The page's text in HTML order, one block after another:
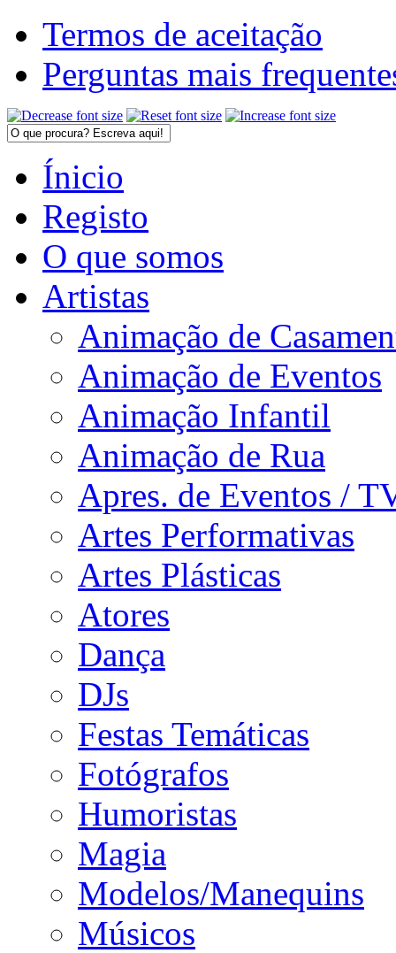
Termos de aceitação
Perguntas mais
Ínicio
Registo
O que somos
Artistas
Animação de
Animação de Eventos
Animação Infantil
Animação de Rua
Apres. de Eventos /
Artes Performativas
Artes Plásticas
Atores
Dança
DJs
Festas Temáticas
Fotógrafos
Humoristas
Magia
Modelos/Manequins
Músicos